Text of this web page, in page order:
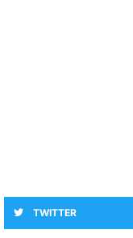
TWITTER